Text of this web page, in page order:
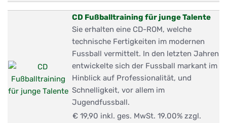
CD Fußballtraining für junge Talente
Sie erhalten eine CD-ROM, welche
technische Fertigkeiten im modernen
Fussball vermittelt. In den letzten Jahren
entwickelte sich der Fussball markant im
Hinblick auf Professionalität, und
Schnelligkeit, vor allem im
Jugendfussball.
€ 19,90 inkl. ges. MwSt. 19.00% zzgl.